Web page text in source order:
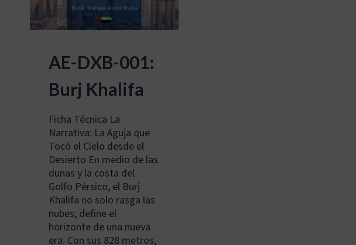
AE-DXB-001:
Burj Khalifa
Ficha Técnica La
Narrativa: La Aguja que
Tocó el Cielo desde el
Desierto En medio de las
dunas y la costa del
Golfo Pérsico, el Burj
Khalifa no solo rasga las
nubes; define el
horizonte de una nueva
era. Con sus 828 metros,